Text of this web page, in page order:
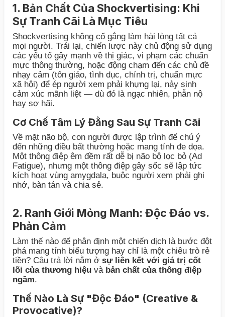
1. Bản Chất Của Shockvertising: Khi
Sự Tranh Cãi Là Mục Tiêu
Shockvertising không cố gắng làm hài lòng tất cả
mọi người. Trái lại, chiến lược này chủ động sử dụng
các yếu tố gây mạnh về thị giác, vi phạm các chuẩn
mực thông thường, hoặc động chạm đến các chủ đề
nhạy cảm (tôn giáo, tình dục, chính trị, chuẩn mực
xã hội) để ép người xem phải khựng lại, nảy sinh
cảm xúc mãnh liệt — dù đó là ngạc nhiên, phẫn nộ
hay sợ hãi.
Cơ Chế Tâm Lý Đằng Sau Sự Tranh Cãi
Về mặt não bộ, con người được lập trình để chú ý
đến những điều bất thường hoặc mang tính đe dọa.
Một thông điệp êm đềm rất dễ bị não bộ lọc bỏ (Ad
Fatigue), nhưng một thông điệp gây sốc sẽ lập tức
kích hoạt vùng amygdala, buộc người xem phải ghi
nhớ, bàn tán và chia sẻ.
2. Ranh Giới Mỏng Manh: Độc Đáo vs.
Phản Cảm
Làm thế nào để phân định một chiến dịch là bước đột
phá mang tính biểu tượng hay chỉ là một chiêu trò rẻ
tiền? Câu trả lời nằm ở sự liên kết với giá trị cốt
lõi của thương hiệu và bản chất của thông điệp
ngầm.
Thế Nào Là Sự "Độc Đáo" (Creative &
Provocative)?